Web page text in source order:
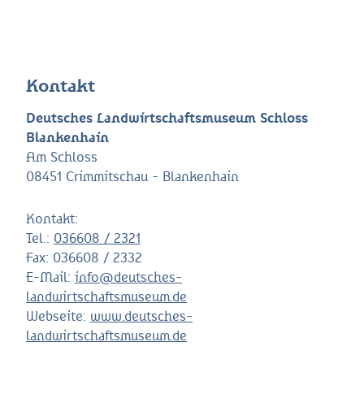
Kontakt
Deutsches Landwirtschaftsmuseum Schloss
Blankenhain
Am Schloss
08451 Crimmitschau - Blankenhain
Kontakt:
Tel.: 036608 / 2321
Fax: 036608 / 2332
E-Mail: info@deutsches-
landwirtschaftsmuseum.de
Webseite: www.deutsches-
landwirtschaftsmuseum.de